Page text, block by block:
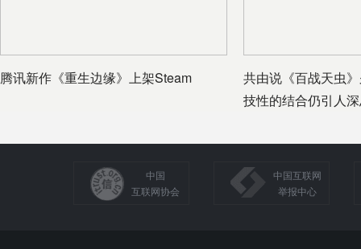
腾讯新作《重生边缘》上架Steam
共由说《百战天虫
技性的结合仍引人
中国
互联网协会
中国互联网
举报中心